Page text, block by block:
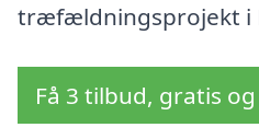
træfældningsprojekt i
Få 3 tilbud, gratis